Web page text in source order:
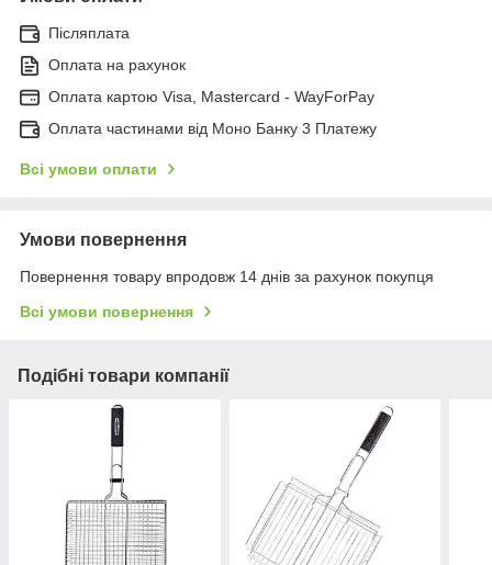
Післяплата
Оплата на рахунок
Оплата картою Visa, Mastercard - WayForPay
Оплата частинами від Моно Банку 3 Платежу
Всі умови оплати
Умови повернення
Повернення товару впродовж 14 днів за рахунок покупця
Всі умови повернення
Подібні товари компанії